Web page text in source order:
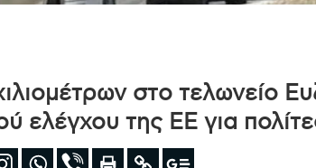
στο τελωνείο
ελέγχου της ΕΕ για